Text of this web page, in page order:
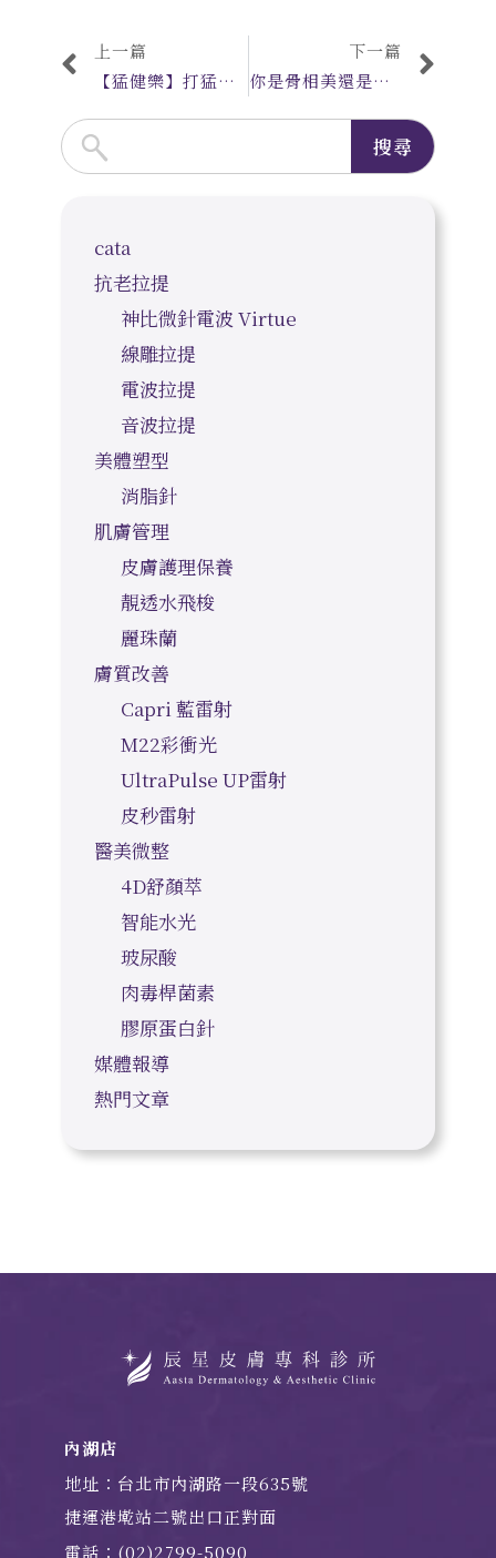
上一篇
【猛健樂】打猛健樂減重必看！醫師揭密避免「頰凹」的關鍵
下一篇
你是骨相美還是皮相美？醫師解析：真正影響你耐不耐老的，是臉部支撐穩定度
搜尋
cata
抗老拉提
神比微針電波 Virtue
線雕拉提
電波拉提
音波拉提
美體塑型
消脂針
肌膚管理
皮膚護理保養
靚透水飛梭
麗珠蘭
膚質改善
Capri 藍雷射
M22彩衝光
UltraPulse UP雷射
皮秒雷射
醫美微整
4D舒顏萃
智能水光
玻尿酸
肉毒桿菌素
膠原蛋白針
媒體報導
熱門文章
內湖店
地址：台北市內湖路一段635號
捷運港墘站二號出口正對面
電話：(02)2799-5090